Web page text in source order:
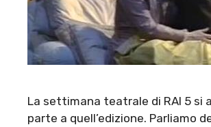
La settimana teatrale di RAI 5 si
parte a quell’edizione. Parliamo